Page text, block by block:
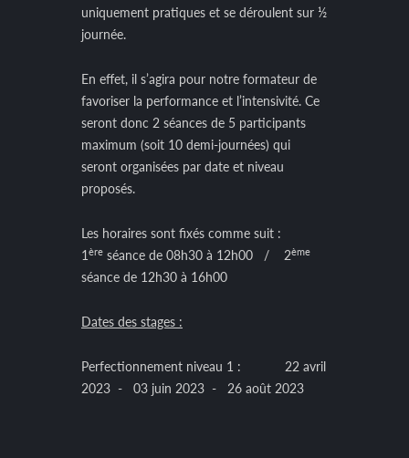
uniquement pratiques et se déroulent sur ½
journée.
En effet, il s’agira pour notre formateur de
favoriser la performance et l’intensivité. Ce
seront donc 2 séances de 5 participants
maximum (soit 10 demi-journées) qui
seront organisées par date et niveau
proposés.
Les horaires sont fixés comme suit :
1ère séance de 08h30 à 12h00 / 2ème
séance de 12h30 à 16h00
Dates des stages :
Perfectionnement niveau 1 : 22 avril
2023 - 03 juin 2023 - 26 août 2023